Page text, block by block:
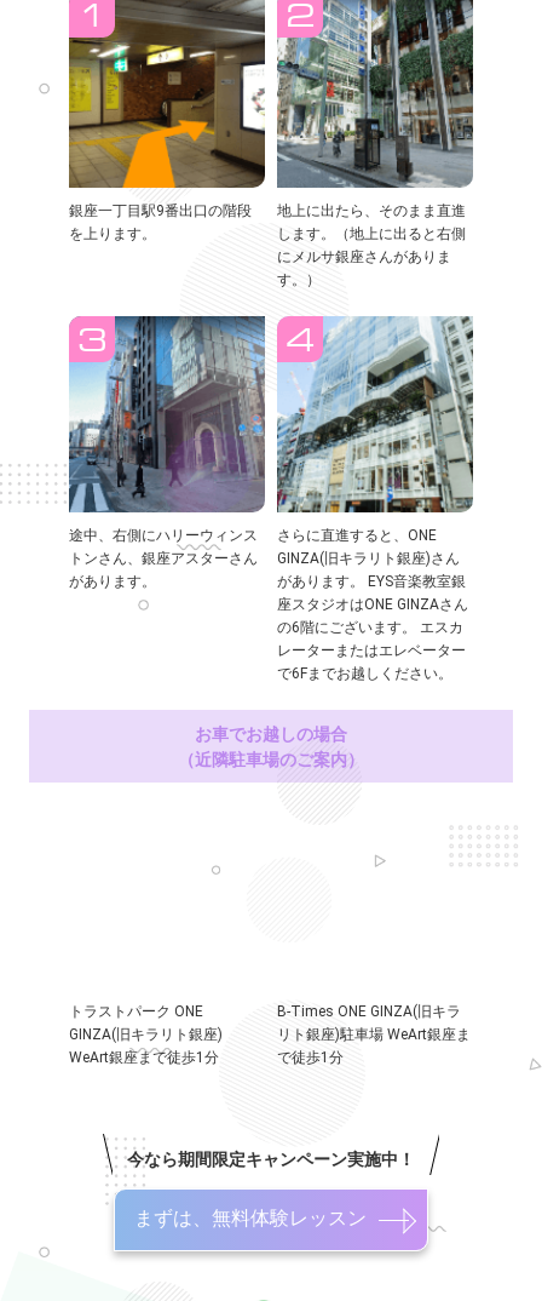
銀座一丁目駅9番出口の階段
を上ります。
地上に出たら、そのまま直進
します。（地上に出ると右側
にメルサ銀座さんがありま
す。）
途中、右側にハリーウィンス
トンさん、銀座アスターさん
があります。
さらに直進すると、ONE
GINZA(旧キラリト銀座)さん
があります。 EYS音楽教室銀
座スタジオはONE GINZAさん
の6階にございます。 エスカ
レーターまたはエレベーター
で6Fまでお越しください。
お車でお越しの場合
（近隣駐車場のご案内）
トラストパーク ONE
GINZA(旧キラリト銀座)
WeArt銀座まで徒歩1分
B-Times ONE GINZA(旧キラ
リト銀座)駐車場 WeArt銀座ま
で徒歩1分
今なら期間限定キャンペーン実施中！
まずは、無料体験レッスン